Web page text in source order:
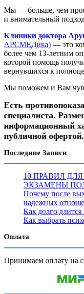
Мы — больше, чем
и внимательный
Клиники доктора
АРСМЕДика) — это
более чем 13-летним
которой помощь
вернувшихся к
Мы поможем и Вам
Есть
специалиста.
информационный
публичной офертой.
Последние Записи
10 ПРАВИЛ
ЭКЗАМЕНЫ
Почему после
надежных
Как долго длится
Как выбрать
Оплата
Принимаем оплату на